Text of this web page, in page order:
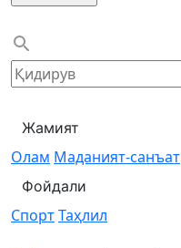
Жамият
Олам Маданият-санъат
Фойдали
СпортТаҳлил